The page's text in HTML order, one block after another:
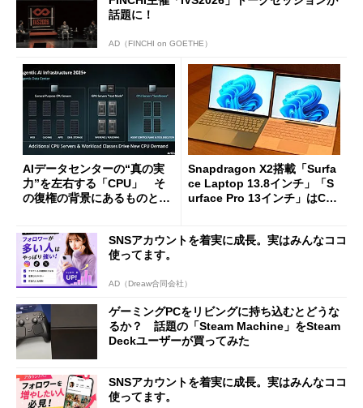
話題に！
AD（FINCHI on GOETHE）
AIデータセンターの“真の実
力”を左右する「CPU」 そ
の復権の背景にあるものと
Snapdragon X2搭載「Surfa
ce Laptop 13.8インチ」「S
urface Pro 13インチ」はCop
た
SNSアカウントを着実に成長。実はみんなココ
使ってます。
AD（Dreaw合同会社）
ゲーミングPCをリビングに持ち込むとどうな
るか？ 話題の「Steam Machine」をSteam
Deckユーザーが買ってみた
SNSアカウントを着実に成長。実はみんなココ
使ってます。